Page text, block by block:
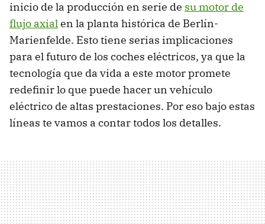
inicio de la producción en serie de su motor de
flujo axialen la planta histórica de Berlín-
Marienfelde. Esto tiene serias implicaciones
para el futuro de los coches eléctricos, ya que la
tecnología que da vida a este motor promete
redefinir lo que puede hacer un vehículo
eléctrico de altas prestaciones. Por eso bajo estas
líneas te vamos a contar todos los detalles.